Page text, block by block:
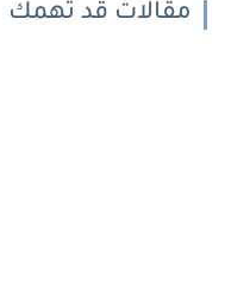
مقالات قد تهمك